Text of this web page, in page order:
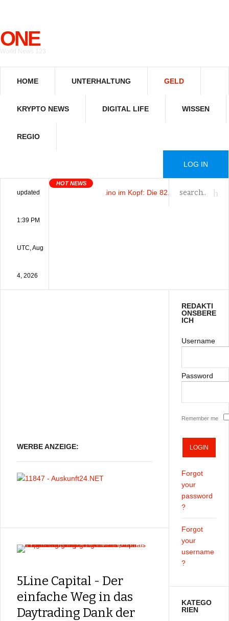
ONE
World News 123
HOME UNTERHALTUNG GELD
KRYPTO NEWS DIGITAL LIFE WISSEN
REGIO
LOG IN
updated
1:39 PM
UTC, Aug
4, 2026
HOT NEWS
Das Kino im Kopf: Die 82. Filmfestspiele von
WERBE ANZEIGE:
5Line Capital - Der
einfache Weg in das
Daytrading Dank der
REDAKTI
ONSBERE
ICH
Username
Password
Remember me
Forgot
your
password
?
Forgot
your
username
?
KATEGO
RIEN